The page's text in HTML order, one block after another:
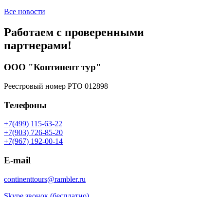
Все новости
Работаем с проверенными
партнерами!
ООО "Континент тур"
Реестровый номер РТО 012898
Телефоны
+7(499) 115-63-22
+7(903) 726-85-20
+7(967) 192-00-14
E-mail
continenttours@rambler.ru